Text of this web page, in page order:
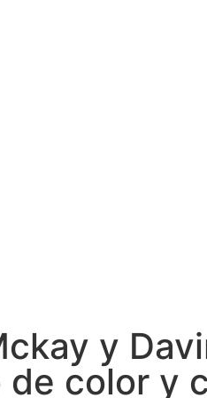
y
de color y